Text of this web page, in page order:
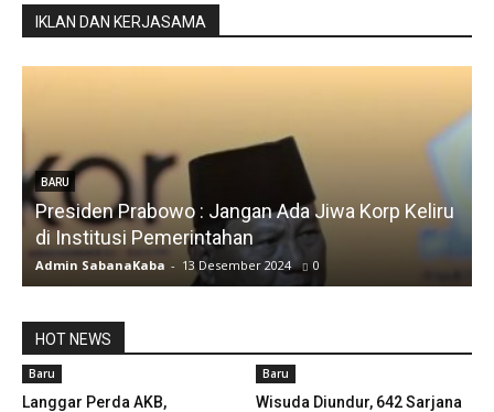
IKLAN DAN KERJASAMA
BARU
Silfia Hanani
Admin SabanaKaba - 19 Juni 2024 1492
HOT NEWS
Baru
Langgar Perda AKB,
Baru
Wisuda Diundur, 642 Sarjana